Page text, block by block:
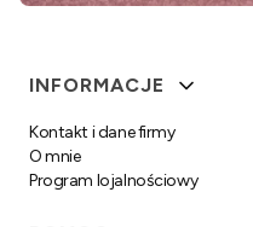
Linki w stopce
INFORMACJE
Kontakt i dane firmy
O mnie
Program lojalnościowy